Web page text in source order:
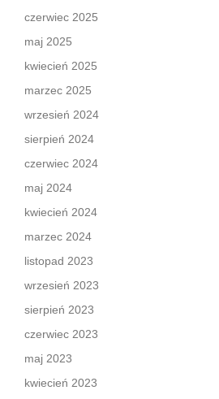
czerwiec 2025
maj 2025
kwiecień 2025
marzec 2025
wrzesień 2024
sierpień 2024
czerwiec 2024
maj 2024
kwiecień 2024
marzec 2024
listopad 2023
wrzesień 2023
sierpień 2023
czerwiec 2023
maj 2023
kwiecień 2023